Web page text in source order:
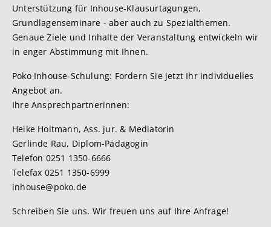
Unterstützung für Inhouse-Klausurtagungen,
Grundlagenseminare - aber auch zu Spezialthemen.
Genaue Ziele und Inhalte der Veranstaltung entwickeln wir
in enger Abstimmung mit Ihnen.
Poko Inhouse-Schulung: Fordern Sie jetzt Ihr individuelles
Angebot an.
Ihre Ansprechpartnerinnen:
Heike Holtmann, Ass. jur. & Mediatorin
Gerlinde Rau, Diplom-Pädagogin
Telefon 0251 1350-6666
Telefax 0251 1350-6999
inhouse@poko.de
Schreiben Sie uns. Wir freuen uns auf Ihre Anfrage!